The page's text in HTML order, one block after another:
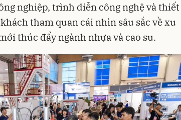
nghiệp, trình diễn công nghệ và thiết
tham quan cái nhìn sâu sắc về xu
thúc đẩy ngành nhựa và cao su.